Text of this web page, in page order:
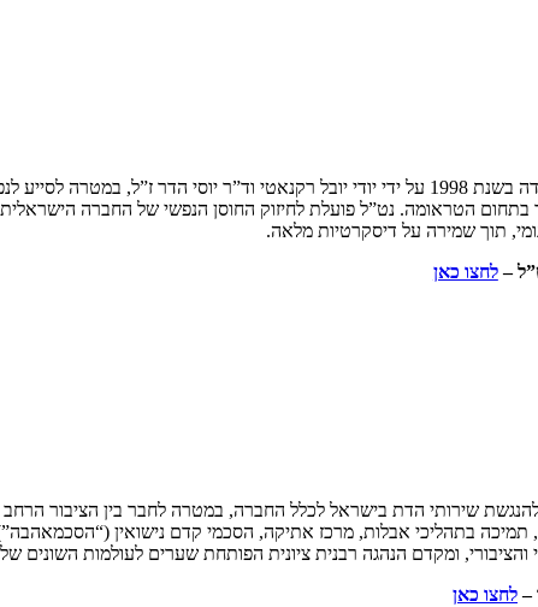
עמותת נט”ל נוסדה בשנת 1998 על ידי יודי יובל רקנאטי וד”ר יוסי
בתחום הטראומה. נט”ל פועלת לחיזוק החוסן הנפשי של החברה
תוך שמירה על דיסקרטיות מלאה.
–לחצו כאן
שירותי הדת בישראל לכלל החברה, במטרה לחבר בין הציבור הרחב
ומקדם הנהגה רבנית ציונית הפותחת שערים לעולמות השונים
–לחצו כאן